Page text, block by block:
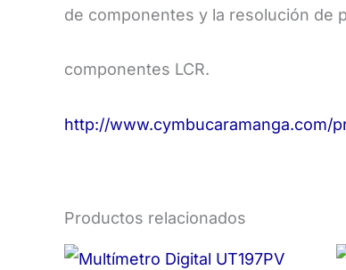
de componentes y la resolución de
componentes LCR.
http://www.cymbucaramanga.com/
Productos relacionados